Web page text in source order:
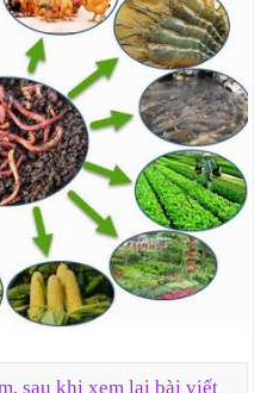
sau khi xem lại bài viết